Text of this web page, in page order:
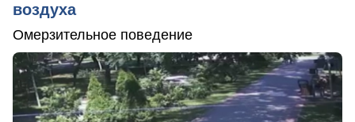
воздуха
Омерзительное поведение